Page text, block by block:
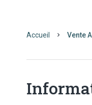
Accueil Vente